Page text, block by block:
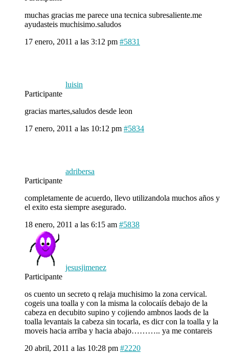
muchas gracias me parece una tecnica subresaliente.me
ayudasteis muchisimo.saludos
17 enero, 2011 a las 3:12 pm #5831
luisin
Participante
gracias martes,saludos desde leon
17 enero, 2011 a las 10:12 pm #5834
adribersa
Participante
completamente de acuerdo, llevo utilizandola muchos años y
el exito esta siempre asegurado.
18 enero, 2011 a las 6:15 am #5838
jesusjimenez
Participante
os cuento un secreto q relaja muchisimo la zona cervical.
cogeis una toalla y con la misma la colocaiís debajo de la
cabeza en decubito supino y cojiendo ambnos laods de la
toalla levantais la cabeza sin tocarla, es dicr con la toalla y la
moveis hacia arriba y hacia abajo……….. ya me contareis
20 abril, 2011 a las 10:28 pm #2220